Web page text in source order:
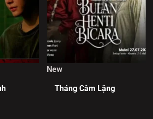
New
Tháng Câm Lặng